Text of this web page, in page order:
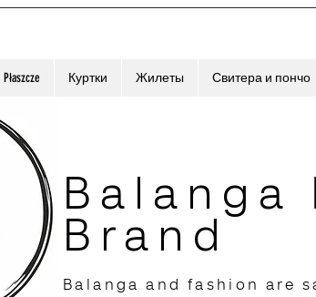
Płaszcze Куртки Жилеты Свитера и пончо
Balanga
Brand
Balanga and fashion are